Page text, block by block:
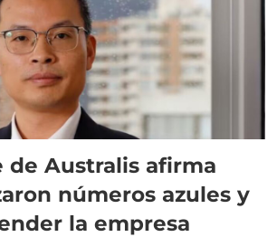
de Australis afirma
números azules y
la empresa